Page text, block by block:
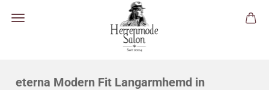
eterna Modern Fit Langarmhemd in